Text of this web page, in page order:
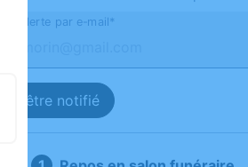
alerte par e-mail*
être notifié